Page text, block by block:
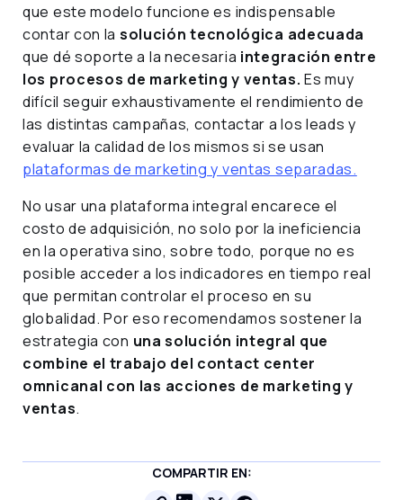
que este modelo funcione es indispensable
contar con la solución tecnológica adecuada
que dé soporte a la necesaria integración entre
los procesos de marketing y ventas. Es muy
difícil seguir exhaustivamente el rendimiento de
las distintas campañas, contactar a los leads y
evaluar la calidad de los mismos si se usan
plataformas de marketing y ventas separadas.
No usar una plataforma integral encarece el
costo de adquisición, no solo por la ineficiencia
en la operativa sino, sobre todo, porque no es
posible acceder a los indicadores en tiempo real
que permitan controlar el proceso en su
globalidad. Por eso recomendamos sostener la
estrategia con una solución integral que
combine el trabajo del contact center
omnicanal con las acciones de marketing y
ventas.
COMPARTIR EN: